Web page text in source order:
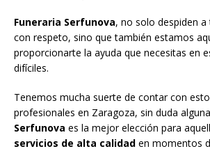
Funeraria Serfunova, no solo despiden
con respeto, sino que también estamos
proporcionarte la ayuda que necesitas en
difíciles.
Tenemos mucha suerte de contar con
profesionales en Zaragoza, sin duda alguna
Serfunova es la mejor elección para
servicios de alta calidad en momentos